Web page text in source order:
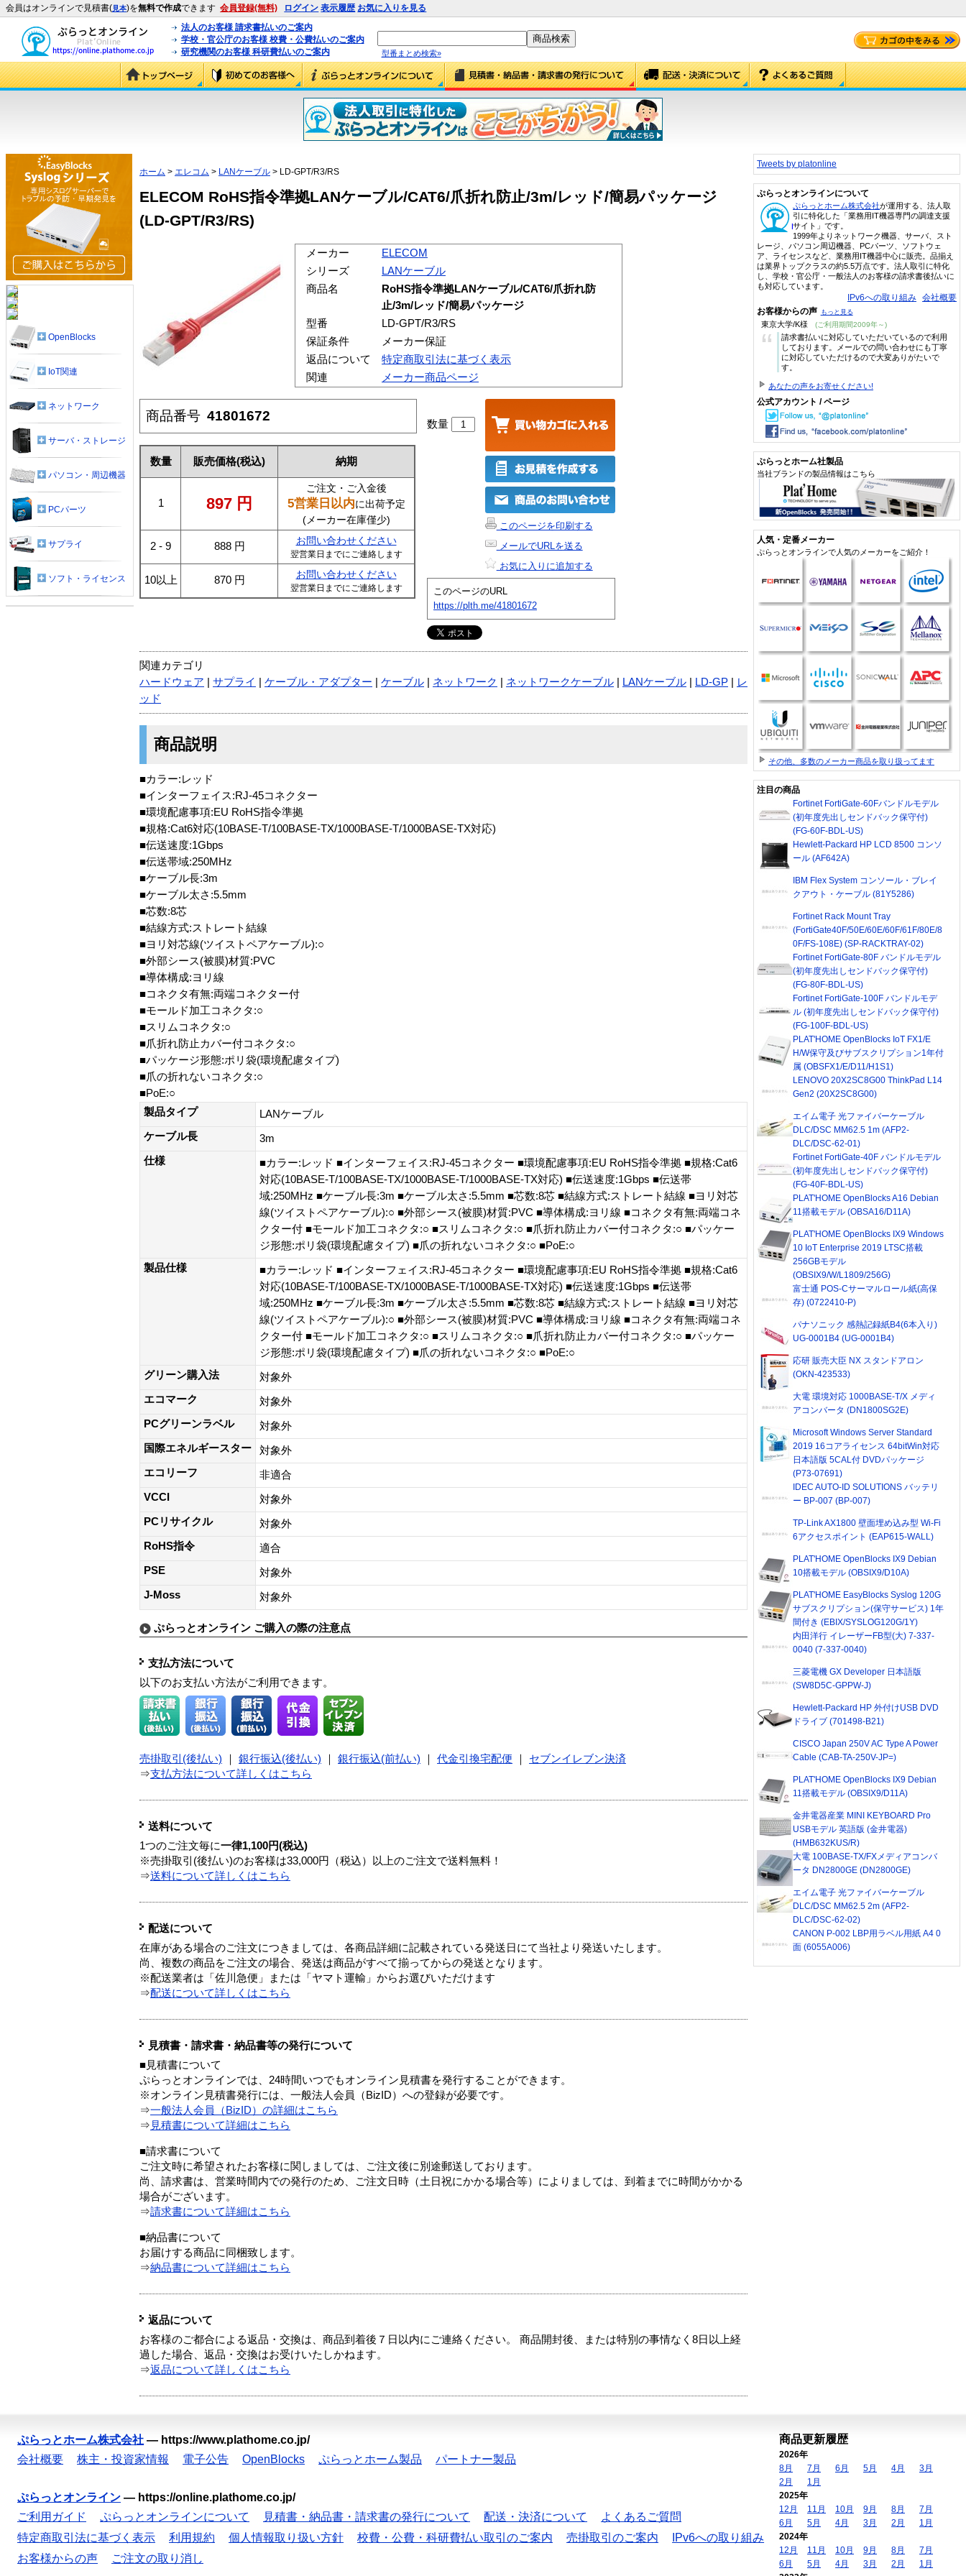
会員はオンラインで見積書(見本)を無料で作成できます 会員登録(無料) ログイン 表示履歴 お気に入りを見る
法人のお客様 請求書払いのご案内
学校・官公庁のお客様 校費・公費払いのご案内
研究機関のお客様 科研費払いのご案内
型番まとめ検索»
ホーム > エレコム > LANケーブル > LD-GPT/R3/RS
ELECOM RoHS指令準拠LANケーブル/CAT6/爪折れ防止/3m/レッド/簡易パッケージ
(LD-GPT/R3/RS)
メーカー
ELECOM
シリーズ
LANケーブル
商品名
RoHS指令準拠LANケーブル/CAT6/爪折れ防
止/3m/レッド/簡易パッケージ
型番
LD-GPT/R3/RS
保証条件
メーカー保証
返品について
特定商取引法に基づく表示
関連
メーカー商品ページ
商品番号 41801672
数量 販売価格(税込) 納期
1 897 円
ご注文・ご入金後
5営業日以内に出荷予定
(メーカー在庫僅少)
2 - 9 888 円 お問い合わせください
翌営業日までにご連絡します
10以上 870 円 お問い合わせください
翌営業日までにご連絡します
数量
このページを印刷する
メールでURLを送る
お気に入りに追加する
このページのURL
https://plth.me/41801672
関連カテゴリ
ハードウェア
サプライ ケーブル・アダプター ケーブル ネットワーク ネットワークケーブル LANケーブル LD-GP
レ
ッド
商品説明
■カラー:レッド
■インターフェイス:RJ-45コネクター
■環境配慮事項:EU RoHS指令準拠
■規格:Cat6対応(10BASE-T/100BASE-TX/1000BASE-T/1000BASE-TX対応)
■伝送速度:1Gbps
■伝送帯域:250MHz
■ケーブル長:3m
■ケーブル太さ:5.5mm
■芯数:8芯
■結線方式:ストレート結線
■ヨリ対芯線(ツイストペアケーブル):○
■外部シース(被膜)材質:PVC
■導体構成:ヨリ線
■コネクタ有無:両端コネクター付
■モールド加工コネクタ:○
■スリムコネクタ:○
■爪折れ防止カバー付コネクタ:○
■パッケージ形態:ポリ袋(環境配慮タイプ)
■爪の折れないコネクタ:○
■PoE:○
製品タイプ
LANケーブル
ケーブル長
3m
仕様
■カラー:レッド ■インターフェイス:RJ-45コネクター ■環境配慮事項:EU RoHS指令準拠 ■規格:Cat6
対応(10BASE-T/100BASE-TX/1000BASE-T/1000BASE-TX対応) ■伝送速度:1Gbps ■伝送帯
域:250MHz ■ケーブル長:3m ■ケーブル太さ:5.5mm ■芯数:8芯 ■結線方式:ストレート結線 ■ヨリ対芯
線(ツイストペアケーブル):○ ■外部シース(被膜)材質:PVC ■導体構成:ヨリ線 ■コネクタ有無:両端コネ
クター付 ■モールド加工コネクタ:○ ■スリムコネクタ:○ ■爪折れ防止カバー付コネクタ:○ ■パッケー
ジ形態:ポリ袋(環境配慮タイプ) ■爪の折れないコネクタ:○ ■PoE:○
製品仕様
■カラー:レッド ■インターフェイス:RJ-45コネクター ■環境配慮事項:EU RoHS指令準拠 ■規格:Cat6
対応(10BASE-T/100BASE-TX/1000BASE-T/1000BASE-TX対応) ■伝送速度:1Gbps ■伝送帯
域:250MHz ■ケーブル長:3m ■ケーブル太さ:5.5mm ■芯数:8芯 ■結線方式:ストレート結線 ■ヨリ対芯
線(ツイストペアケーブル):○ ■外部シース(被膜)材質:PVC ■導体構成:ヨリ線 ■コネクタ有無:両端コネ
クター付 ■モールド加工コネクタ:○ ■スリムコネクタ:○ ■爪折れ防止カバー付コネクタ:○ ■パッケー
ジ形態:ポリ袋(環境配慮タイプ) ■爪の折れないコネクタ:○ ■PoE:○
グリーン購入法
対象外
エコマーク
対象外
PCグリーンラベル
対象外
国際エネルギースター
対象外
エコリーフ
非適合
VCCI
対象外
PCリサイクル
対象外
RoHS指令
適合
PSE
対象外
J-Moss
対象外
ぷらっとオンライン ご購入の際の注意点
支払方法について
以下のお支払い方法がご利用できます。
売掛取引(後払い) 銀行振込(後払い) 銀行振込(前払い) 代金引換宅配便
セブンイレブン決済
⇒支払方法について詳しくはこちら
送料について
1つのご注文毎に一律1,100円(税込)
※売掛取引(後払い)のお客様は33,000円（税込）以上のご注文で送料無料！
⇒送料について詳しくはこちら
配送について
在庫がある場合のご注文につきましては、各商品詳細に記載されている発送日にて当社より発送いたします。
尚、複数の商品をご注文の場合、発送は商品がすべて揃ってからの発送となります。
※配送業者は「佐川急便」または「ヤマト運輸」からお選びいただけます
⇒配送について詳しくはこちら
見積書・請求書・納品書等の発行について
■見積書について
ぷらっとオンラインでは、24時間いつでもオンライン見積書を発行することができます。
※オンライン見積書発行には、一般法人会員（BizID）への登録が必要です。
⇒一般法人会員（BizID）の詳細はこちら
⇒ 見積書について詳細はこちら
■請求書について
ご注文時に希望されたお客様に関しましては、ご注文後に別途郵送しております。
尚、請求書は、営業時間内での発行のため、ご注文日時（土日祝にかかる場合等）によりましては、到着までに時間がかかる
場合がございます。
⇒請求書について詳細はこちら
■納品書について
お届けする商品に同梱致します。
⇒納品書について詳細はこちら
返品について
お客様のご都合による返品・交換は、商品到着後７日以内にご連絡ください。 商品開封後、または特別の事情なく8日以上経
過した場合、返品・交換はお受けいたしかねます。
⇒返品について詳しくはこちら
OpenBlocks
IoT関連
ネットワーク
サーバ・ストレージ
パソコン・周辺機器
PCパーツ
サプライ
ソフト・ライセンス
Tweets by platonline
ぷらっとオンラインについて
ぷらっとホーム株式会社が運用する、法人取
引に特化した「業務用IT機器専門の調達支援
サイト」です。
1999年よりネットワーク機器、サーバ、スト
レージ、パソコン周辺機器、PCパーツ、ソフトウェ
ア、ライセンスなど、業務用IT機器中心に販売。品揃え
は業界トップクラスの約5.5万点です。法人取引に特化
し、学校・官公庁・一般法人のお客様の請求書後払いに
も対応しています。
IPv6への取り組み 会社概要
お客様からの声 もっと見る
東京大学/K様 (ご利用期間2009年～)
“
請求書払いに対応していただいているので利用
しております。メールでの問い合わせにも丁寧
に対応していただけるので大変ありがたいで
す。
あなたの声をお寄せください!
公式アカウント / ページ
ぷらっとホーム社製品
当社ブランドの製品情報はこちら
人気・定番メーカー
ぷらっとオンラインで人気のメーカーをご紹介！
その他、多数のメーカー商品を取り扱ってます
注目の商品
Fortinet FortiGate-60Fバンドルモデル
(初年度先出しセンドバック保守付)
(FG-60F-BDL-US)
Hewlett-Packard HP LCD 8500 コンソ
ール (AF642A)
IBM Flex System コンソール・ブレイ
クアウト・ケーブル (81Y5286)
Fortinet Rack Mount Tray
(FortiGate40F/50E/60E/60F/61F/80E/8
0F/FS-108E) (SP-RACKTRAY-02)
Fortinet FortiGate-80F バンドルモデル
(初年度先出しセンドバック保守付)
(FG-80F-BDL-US)
Fortinet FortiGate-100F バンドルモデ
ル (初年度先出しセンドバック保守付)
(FG-100F-BDL-US)
PLAT'HOME OpenBlocks IoT FX1/E
H/W保守及びサブスクリプション1年付
属 (OBSFX1/E/D11/H1S1)
LENOVO 20X2SC8G00 ThinkPad L14
Gen2 (20X2SC8G00)
エイム電子 光ファイバーケーブル
DLC/DSC MM62.5 1m (AFP2-
DLC/DSC-62-01)
Fortinet FortiGate-40F バンドルモデル
(初年度先出しセンドバック保守付)
(FG-40F-BDL-US)
PLAT'HOME OpenBlocks A16 Debian
11搭載モデル (OBSA16/D11A)
PLAT'HOME OpenBlocks IX9 Windows
10 IoT Enterprise 2019 LTSC搭載
256GBモデル
(OBSIX9/W/L1809/256G)
富士通 POS-Cサーマルロール紙(高保
存) (0722410-P)
パナソニック 感熱記録紙B4(6本入り)
UG-0001B4 (UG-0001B4)
応研 販売大臣 NX スタンドアロン
(OKN-423533)
大電 環境対応 1000BASE-T/X メディ
アコンバータ (DN1800SG2E)
Microsoft Windows Server Standard
2019 16コアライセンス 64bitWin対応
日本語版 5CAL付 DVDパッケージ
(P73-07691)
IDEC AUTO-ID SOLUTIONS バッテリ
ー BP-007 (BP-007)
TP-Link AX1800 壁面埋め込み型 Wi-Fi
6アクセスポイント (EAP615-WALL)
PLAT'HOME OpenBlocks IX9 Debian
10搭載モデル (OBSIX9/D10A)
PLAT'HOME EasyBlocks Syslog 120G
サブスクリプション(保守サービス) 1年
間付き (EBIX/SYSLOG120G/1Y)
内田洋行 イレーザーFB型(大) 7-337-
0040 (7-337-0040)
三菱電機 GX Developer 日本語版
(SW8D5C-GPPW-J)
Hewlett-Packard HP 外付けUSB DVD
ドライブ (701498-B21)
CISCO Japan 250V AC Type A Power
Cable (CAB-TA-250V-JP=)
PLAT'HOME OpenBlocks IX9 Debian
11搭載モデル (OBSIX9/D11A)
金井電器産業 MINI KEYBOARD Pro
USBモデル 英語版 (金井電器)
(HMB632KUS/R)
大電 100BASE-TX/FXメディアコンバ
ータ DN2800GE (DN2800GE)
エイム電子 光ファイバーケーブル
DLC/DSC MM62.5 2m (AFP2-
DLC/DSC-62-02)
CANON P-002 LBP用ラベル用紙 A4 0
面 (6055A006)
ぷらっとホーム株式会社 — https://www.plathome.co.jp/
会社概要
株主・投資家情報 電子公告 OpenBlocks ぷらっとホーム製品 パートナー製品
ぷらっとオンライン — https://online.plathome.co.jp/
ご利用ガイド
ぷらっとオンラインについて 見積書・納品書・請求書の発行について 配送・決済について
よくあるご質問
特定商取引法に基づく表示
利用規約 個人情報取り扱い方針 校費・公費・科研費払い取引のご案内 売掛取引のご案内
IPv6への取り組み
お客様からの声
ご注文の取り消し
商品更新履歴
2026年
8月
7月 6月 5月 4月
3月
2月
1月
2025年
12月
11月 10月 9月 8月
7月
6月
5月 4月 3月 2月
1月
2024年
12月
11月 10月 9月 8月
7月
6月
5月 4月 3月 2月
1月